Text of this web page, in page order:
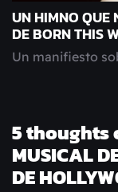
UN HIMNO QUE
DE BORN THIS
Un manifiesto
5 thoughts
MUSICAL
DE